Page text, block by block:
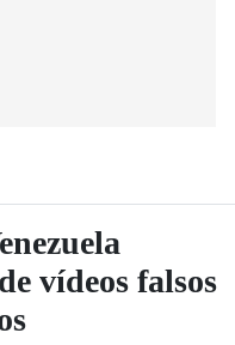
vídeos falsos